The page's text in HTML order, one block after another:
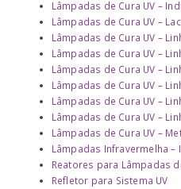
Lâmpadas de Cura UV –
Lâmpadas de Cura UV –
Lâmpadas de Cura UV –
Lâmpadas de Cura UV –
Lâmpadas de Cura UV –
Lâmpadas de Cura UV –
Lâmpadas de Cura UV –
Lâmpadas de Cura UV –
Lâmpadas de Cura UV –
Lâmpadas Infravermelha –
Reatores para Lâmpadas
Refletor para Sistema UV